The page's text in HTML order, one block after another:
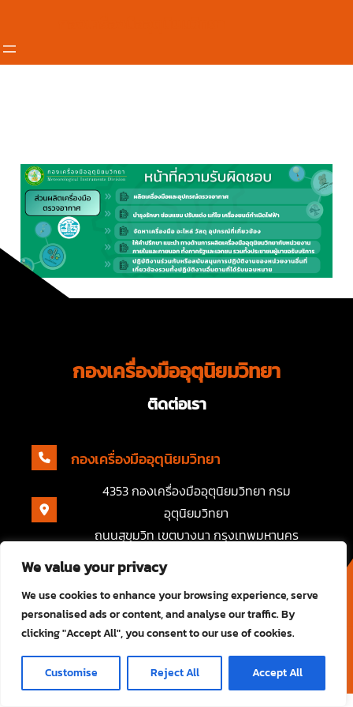
We value your privacy
We use cookies to enhance your browsing experience, serve
personalised ads or content, and analyse our traffic. By
clicking "Accept All", you consent to our use of cookies.
Customise Reject All Accept All
กองเครื่องมืออุตุนิยมวิทยา
ติดต่อเรา
กองเครื่องมืออุตุนิยมวิทยา
4353 กองเครื่องมืออุตุนิยมวิทยา กรม
อุตุนิยมวิทยา
ถนนสุขุมวิท เขตบางนา กรุงเทพมหานคร
กองเครื่องมืออุตุนิยมวิทยา